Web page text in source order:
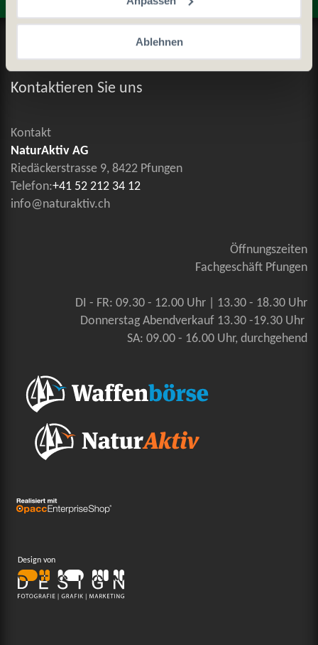
Ablehnen
Allgemeine Geschäftsbedingungen
Kontaktieren Sie uns
Kontakt
NaturAktiv AG
Riedäckerstrasse 9, 8422 Pfungen
Telefon:+41 52 212 34 12
info@naturaktiv.ch
Öffnungszeiten
Fachgeschäft Pfungen
DI - FR: 09.30 - 12.00 Uhr | 13.30 - 18.30 Uhr
Donnerstag Abendverkauf 13.30 -19.30 Uhr
SA: 09.00 - 16.00 Uhr, durchgehend
Design von